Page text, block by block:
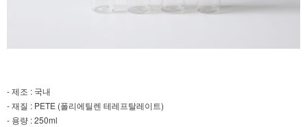
- 제조 : 국내
- 재질 : PETE (폴리에틸렌 테레프탈레이트)
- 용량 : 250ml